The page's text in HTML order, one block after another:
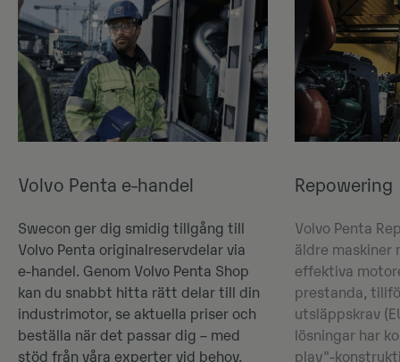
Volvo Penta e-handel
Swecon ger dig smidig tillgång till
Volvo Penta originalreservdelar via
e‑handel. Genom Volvo Penta Shop
kan du snabbt hitta rätt delar till din
industrimotor, se aktuella priser och
beställa när det passar dig – med
stöd från våra experter vid behov.
Repowering
Volvo Penta
äldre maskiner
effektiva
prestanda,
utsläppskrav
lösningar har
play"-